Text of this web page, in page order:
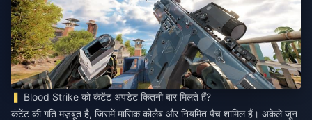
Blood Strike को कंटेंट अपडेट कितनी बार मिलते हैं?
कंटेंट की गति मज़बूत है, जिसमें मासिक कोलैब और नियमित पैच शामिल हैं। अकेले जून